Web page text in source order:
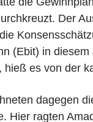
Der
(Ebit) in diesem
hieß es von der
dagegen
Hier ragten